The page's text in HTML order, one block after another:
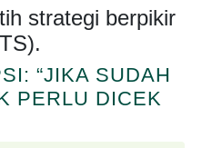
strategi berpikir
“JIKA SUDAH
PERLU DICEK